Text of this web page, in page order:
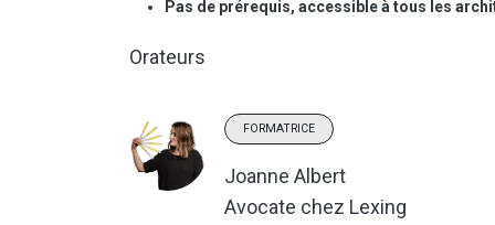
Pas de prérequis, accessible à tous les
Orateurs
FORMATRICE
Joanne Albert
Avocate chez Lexing